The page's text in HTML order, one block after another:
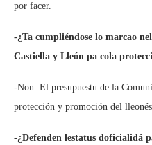
por facer.
-¿Ta cumpliéndose lo marcao
Castiella y Lleón pa cola
-Non. El presupuestu de la
protección y promoción del
-¿Defenden lestatus doficialidá